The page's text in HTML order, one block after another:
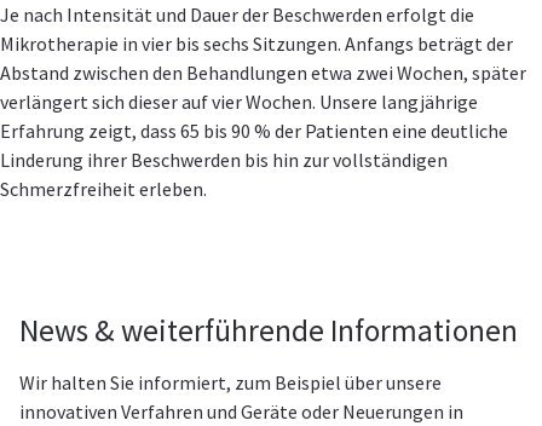
Je nach Intensität und Dauer der Beschwerden erfolgt die
Mikrotherapie in vier bis sechs Sitzungen. Anfangs beträgt der
Abstand zwischen den Behandlungen etwa zwei Wochen, später
verlängert sich dieser auf vier Wochen. Unsere langjährige
Erfahrung zeigt, dass 65 bis 90 % der Patienten eine deutliche
Linderung ihrer Beschwerden bis hin zur vollständigen
Schmerzfreiheit erleben.
News & weiterführende Informationen
Wir halten Sie informiert, zum Beispiel über unsere
innovativen Verfahren und Geräte oder Neuerungen in